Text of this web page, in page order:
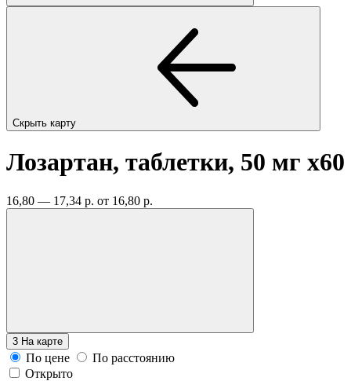
Скрыть карту
Лозартан, таблетки, 50 мг x60
16,80 — 17,34 р. от 16,80 р.
3 На карте
По цене
По расстоянию
Открыто